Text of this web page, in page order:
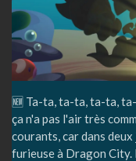
🆕 Ta-ta, ta-ta, ta-ta,
ça n'a pas l'air très
courants, car dans
furieuse à Dragon